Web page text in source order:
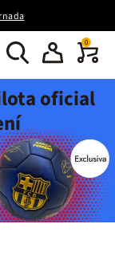
0
oficial